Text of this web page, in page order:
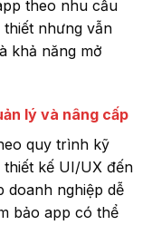
theo nhu cầu
nhưng vẫn
khả năng mở
lý và nâng cấp
quy trình kỹ
kế UI/UX đến
doanh nghiệp dễ
bảo app có thể